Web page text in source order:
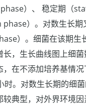
）、 稳定期（
）。对数生长期
）。细菌在该期生
长，生长曲线图上细
，在不添加培养基情
时。对数生长期的细
较典型，对外界环境